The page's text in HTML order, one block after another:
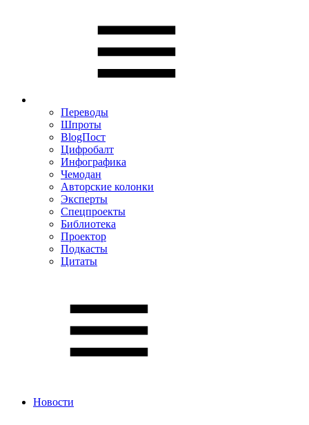
Переводы
Шпроты
BlogПост
Цифробалт
Инфографика
Чемодан
Авторские колонки
Эксперты
Спецпроекты
Библиотека
Проектор
Подкасты
Цитаты
Новости